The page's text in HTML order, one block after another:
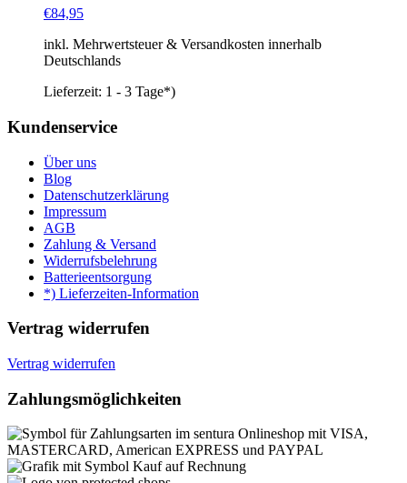
€84,95
inkl. Mehrwertsteuer & Versandkosten innerhalb
Deutschlands
Lieferzeit: 1 - 3 Tage*)
Kundenservice
Über uns
Blog
Datenschutzerklärung
Impressum
AGB
Zahlung & Versand
Widerrufsbelehrung
Batterieentsorgung
*) Lieferzeiten-Information
Vertrag widerrufen
Vertrag widerrufen
Zahlungsmöglichkeiten